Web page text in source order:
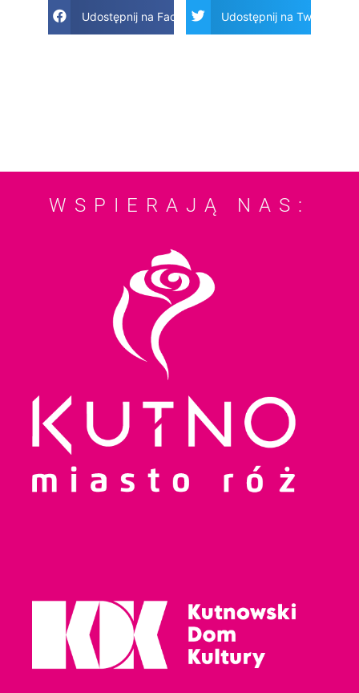
Udostępnij na Facebook Udostępnij na Twitter
WSPIERAJĄ NAS: